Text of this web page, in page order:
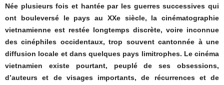
Née plusieurs fois et hantée par les guerres successives qui
ont bouleversé le pays au XXe siècle, la cinématographie
vietnamienne est restée longtemps discrète, voire inconnue
des cinéphiles occidentaux, trop souvent cantonnée à une
diffusion locale et dans quelques pays limitrophes. Le cinéma
vietnamien existe pourtant, peuplé de ses obsessions,
d’auteurs et de visages importants, de récurrences et de